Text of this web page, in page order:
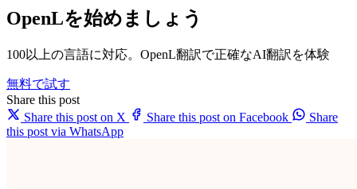
OpenLを始めましょう
100以上の言語に対応。OpenL翻訳で正確なAI翻訳を体験
無料で試す
Share this post
Share this post on X
Share this post on Facebook
Share
this post via WhatsApp